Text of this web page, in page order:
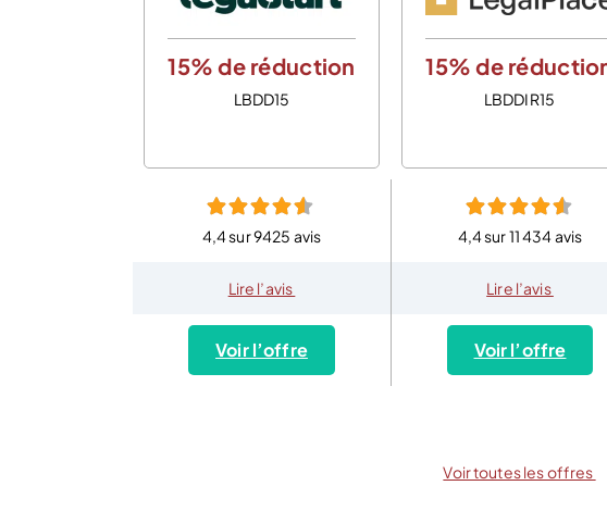
15% de réduction
LBDD15
4,4 sur 9425 avis
Lire l’avis
Voir l’offre
15% de
LBDDIR15
4,4 sur 11 434 avis
Lire l’avis
Voir l’offre
Voir toutes les offres